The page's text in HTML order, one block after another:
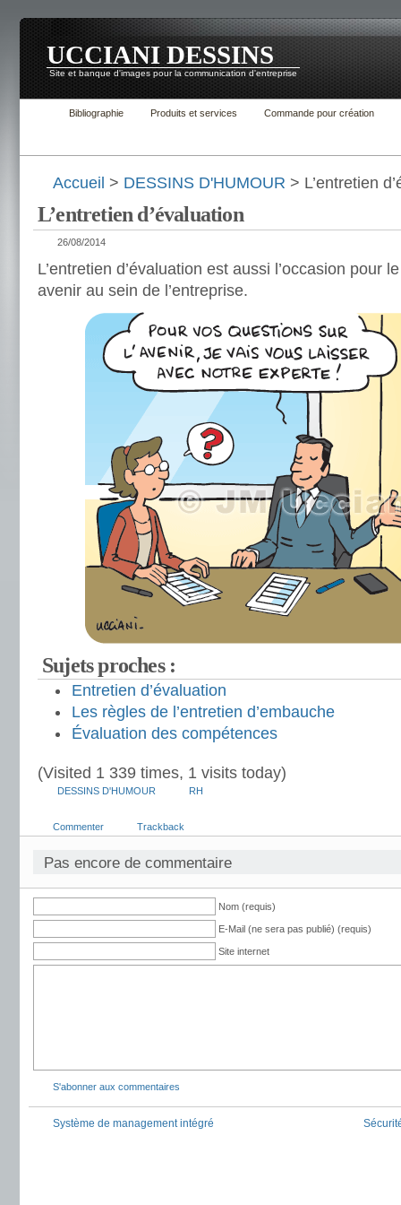
UCCIANI DESSINS
Site et banque d'images pour la communication d'entreprise
Bibliographie Produits et services Commande pour création
Accueil > DESSINS D'HUMOUR > L’entretien
L’entretien d’évaluation
26/08/2014
L’entretien d’évaluation est aussi l’occasion pour
avenir au sein de l’entreprise.
Sujets proches :
Entretien d’évaluation
Les règles de l’entretien d’embauche
Évaluation des compétences
(Visited 1 339 times, 1 visits today)
DESSINS D'HUMOUR RH
Commenter Trackback
Pas encore de commentaire
Nom (requis)
E-Mail (ne sera pas publié) (requis)
Site internet
S'abonner aux commentaires
Système de management intégré